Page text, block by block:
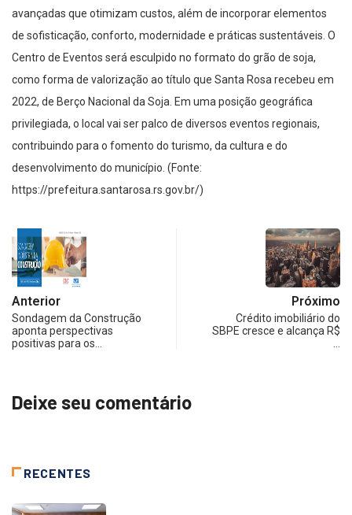
avançadas que otimizam custos, além de incorporar elementos
de sofisticação, conforto, modernidade e práticas sustentáveis. O
Centro de Eventos será esculpido no formato do grão de soja,
como forma de valorização ao título que Santa Rosa recebeu em
2022, de Berço Nacional da Soja. Em uma posição geográfica
privilegiada, o local vai ser palco de diversos eventos regionais,
contribuindo para o fomento do turismo, da cultura e do
desenvolvimento do município. (Fonte:
https://prefeitura.santarosa.rs.gov.br/)
Anterior
Sondagem da Construção
aponta perspectivas
positivas para os…
Próximo
Crédito imobiliário do
SBPE cresce e alcança R$
…
Deixe seu comentário
RECENTES